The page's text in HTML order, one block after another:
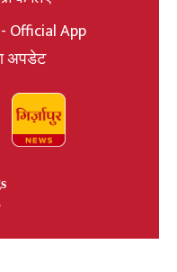
Official App
अपडेट